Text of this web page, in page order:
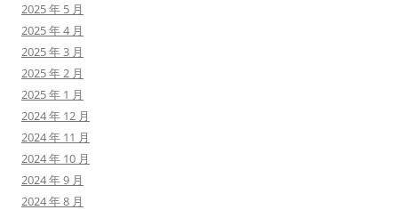
2025 年 5 月
2025 年 4 月
2025 年 3 月
2025 年 2 月
2025 年 1 月
2024 年 12 月
2024 年 11 月
2024 年 10 月
2024 年 9 月
2024 年 8 月